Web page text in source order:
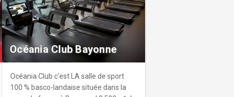
Océania Club Bayonne
Océania Club c'est LA salle de sport
100 % basco-landaise située dans la